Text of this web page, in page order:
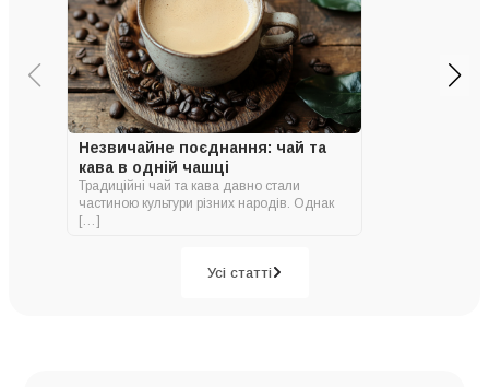
Незвичайне поєднання: чай та
кава в одній чашці
Традиційні чай та кава давно стали
частиною культури різних народів. Однак
[…]
Усі статті